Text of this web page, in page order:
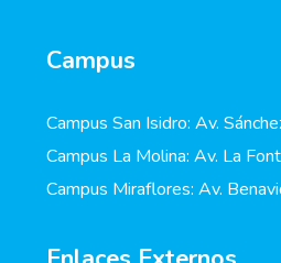
Campus
Campus San Isidro: Av.
Campus La Molina: Av. La
Campus Miraflores: Av.